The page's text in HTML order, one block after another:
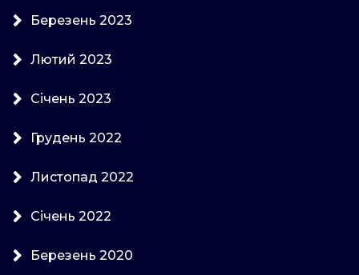
Березень 2023
Лютий 2023
Січень 2023
Грудень 2022
Листопад 2022
Січень 2022
Березень 2020